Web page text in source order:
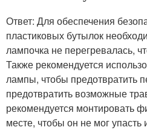
Ответ: Для обеспечения
пластиковых бутылок
лампочка не перегревалась,
Также рекомендуется
лампы, чтобы предотвратить
предотвратить возможные
рекомендуется монтировать
месте, чтобы он не мог упасть